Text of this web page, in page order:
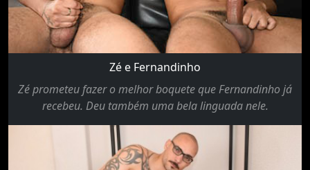
Zé e Fernandinho
Zé prometeu fazer o melhor boquete que Fernandinho já
recebeu. Deu também uma bela linguada nele.